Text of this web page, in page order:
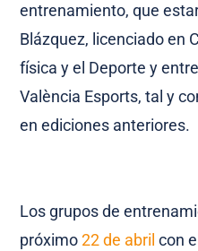
entrenamiento, que
Blázquez, licenciado en
física y el Deporte y
València Esports, tal y
en ediciones anteriores.
Los grupos de
próximo22 de abril con